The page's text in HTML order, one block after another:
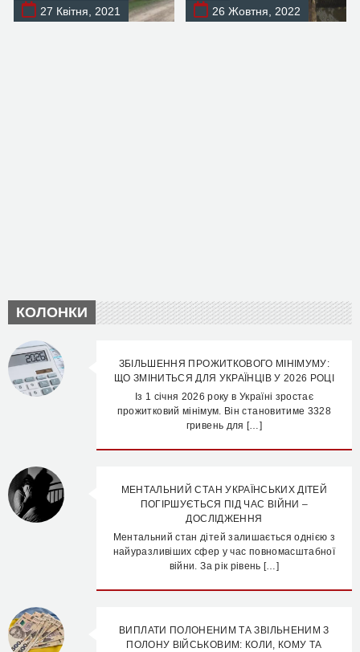
27 Квітня, 2021
26 Жовтня, 2022
КОЛОНКИ
ЗБІЛЬШЕННЯ ПРОЖИТКОВОГО МІНІМУМУ:
ЩО ЗМІНИТЬСЯ ДЛЯ УКРАЇНЦІВ У 2026 РОЦІ
Із 1 січня 2026 року в Україні зростає
прожитковий мінімум. Він становитиме 3328
гривень для […]
МЕНТАЛЬНИЙ СТАН УКРАЇНСЬКИХ ДІТЕЙ
ПОГІРШУЄТЬСЯ ПІД ЧАС ВІЙНИ –
ДОСЛІДЖЕННЯ
Ментальний стан дітей залишається однією з
найуразливіших сфер у час повномасштабної
війни. За рік рівень […]
ВИПЛАТИ ПОЛОНЕНИМ ТА ЗВІЛЬНЕНИМ З
ПОЛОНУ ВІЙСЬКОВИМ: КОЛИ, КОМУ ТА